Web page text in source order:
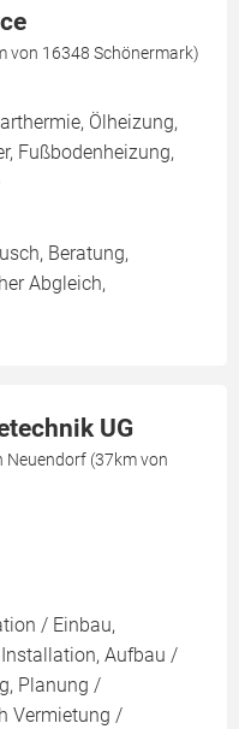
von 16348 Schönermark)
Ölheizung,
Fußbodenheizung,
Beratung,
Abgleich,
UG
Neuendorf (37km von
/ Einbau,
Aufbau /
Planung /
Vermietung /